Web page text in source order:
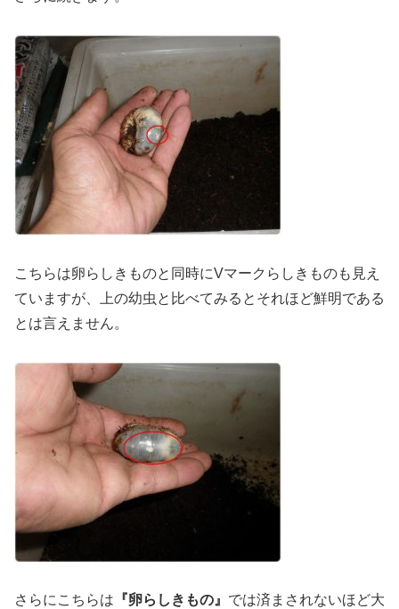
こちらは卵らしきものと同時にVマークらしきものも見え
ていますが、上の幼虫と比べてみるとそれほど鮮明である
とは言えません。
さらにこちらは 『卵らしきもの』 では済まされないほど大